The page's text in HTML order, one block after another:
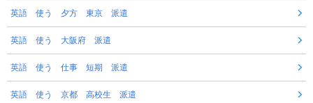
英語 使う 夕方 東京 派遣
英語 使う 大阪府 派遣
英語 使う 仕事 短期 派遣
英語 使う 京都 高校生 派遣